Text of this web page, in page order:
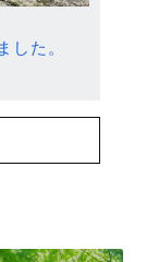
した。